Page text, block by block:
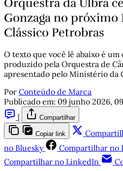
Gonzaga no próximo
Clássico Petrobras
O texto que você lê abaixo é
produzido pela Orquestra de
apresentado pelo Ministério da
Por Conteúdo de Marca
Publicado em: 09 junho 2026,
|
Compartilhar
Copiar link
no Bluesky
Compartilhar no
Compartilhar no LinkedIn